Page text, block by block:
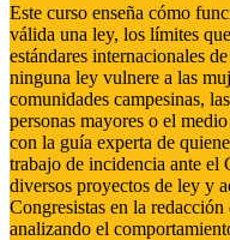
Este curso enseña cómo
válida una ley, los límites
estándares internacionales
ninguna ley vulnere a las
comunidades campesinas,
personas mayores o el
con la guía experta de
trabajo de incidencia ante el
diversos proyectos de ley y
Congresistas en la
analizando el